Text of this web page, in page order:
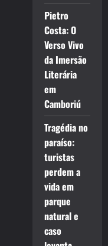
Pietro
Costa: O
Verso Vivo
da Imersão
Literária
em
Camboriú
Tragédia no
paraíso:
turistas
perdem a
vida em
parque
natural e
caso